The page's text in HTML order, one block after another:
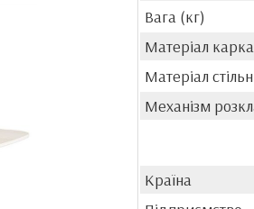
Вага (кг)
Матеріал
Матеріал
Механізм
Країна